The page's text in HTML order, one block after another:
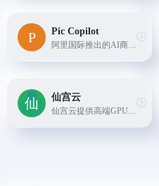
Pic Copilot
仙宫云